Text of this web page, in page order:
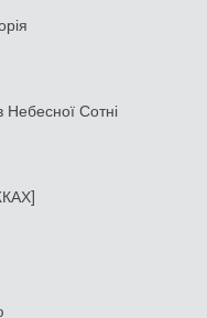
Небесної Сотні